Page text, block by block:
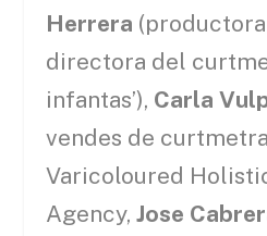
Herrera
directora del
infantas’), Carla
vendes de
Varicoloured
Agency,Jose